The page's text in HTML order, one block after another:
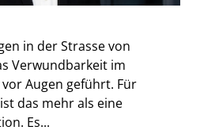
in der Strasse von
Verwundbarkeit im
Augen geführt. Für
das mehr als eine
Es...